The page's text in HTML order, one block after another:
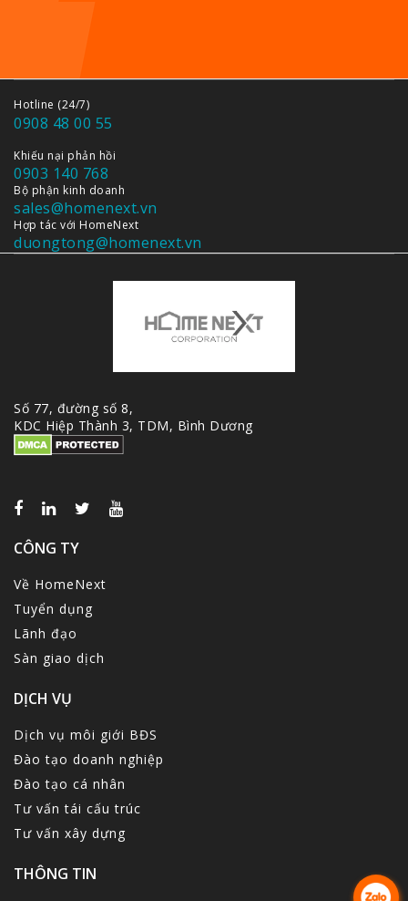
Hotline (24/7)
0908 48 00 55
Khiếu nại phản hồi
0903 140 768
Bộ phận kinh doanh
sales@homenext.vn
Hợp tác với HomeNext
duongtong@homenext.vn
Số 77, đường số 8,
KDC Hiệp Thành 3, TDM, Bình Dương
CÔNG TY
Về HomeNext
Tuyển dụng
Lãnh đạo
Sàn giao dịch
DỊCH VỤ
Dịch vụ môi giới BĐS
Đào tạo doanh nghiệp
Đào tạo cá nhân
Tư vấn tái cấu trúc
Tư vấn xây dựng
THÔNG TIN